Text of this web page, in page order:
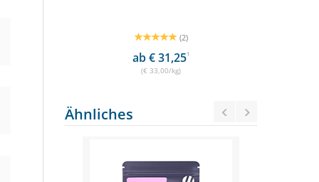
(2)
ab € 31,251
(€ 33,00/kg)
Ähnliches